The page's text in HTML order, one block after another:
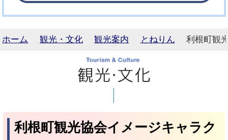
ホーム 観光・文化 観光案内 とねりん 利根町観
利根町観光協会イメージキャラク